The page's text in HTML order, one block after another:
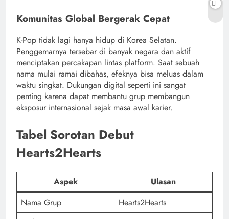
Komunitas Global Bergerak Cepat
K-Pop tidak lagi hanya hidup di Korea Selatan.
Penggemarnya tersebar di banyak negara dan aktif
menciptakan percakapan lintas platform. Saat sebuah
nama mulai ramai dibahas, efeknya bisa meluas dalam
waktu singkat. Dukungan digital seperti ini sangat
penting karena dapat membantu grup membangun
eksposur internasional sejak masa awal karier.
Tabel Sorotan Debut
Hearts2Hearts
Aspek
Ulasan
Nama Grup
Hearts2Hearts